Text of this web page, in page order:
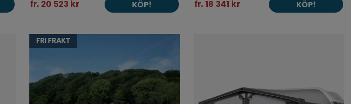
fr. 20 523 kr KÖP! fr. 18 341 kr KÖP!
FRI FRAKT